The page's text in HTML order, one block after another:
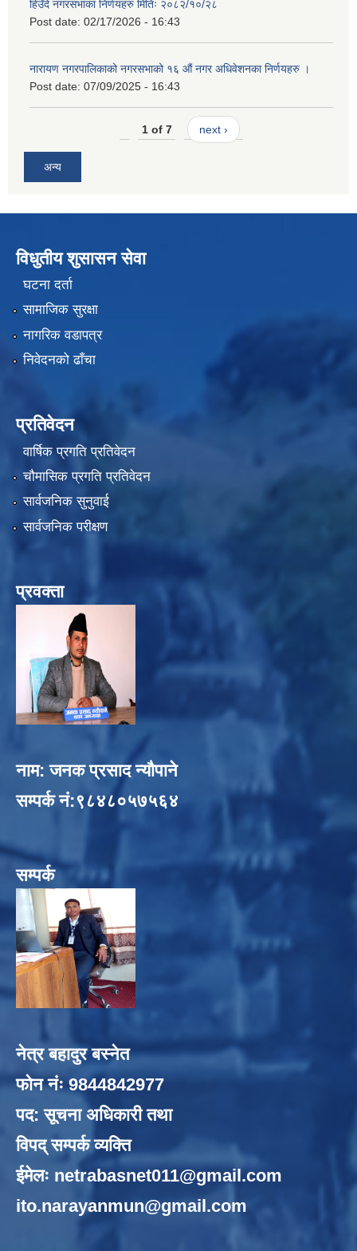
हिउँदे नगरसभाका निर्णयहरु मितिः २०८२/१०/२८
Post date: 02/17/2026 - 16:43
नारायण नगरपालिकाको नगरसभाको १६ औं नगर अधिवेशनका निर्णयहरु ।
Post date: 07/09/2025 - 16:43
1 of 7 next ›
अन्य
विधुतीय शुसासन सेवा
घटना दर्ता
सामाजिक सुरक्षा
नागरिक वडापत्र
निवेदनको ढाँचा
प्रतिवेदन
वार्षिक प्रगति प्रतिवेदन
चौमासिक प्रगति प्रतिवेदन
सार्वजनिक सुनुवाई
सार्वजनिक परीक्षण
प्रवक्ता
नाम: जनक प्रसाद न्यौपाने
सम्पर्क नं:९८४८०५७५६४
सम्पर्क
नेत्र बहादुर बस्नेत
फोन नंः 9844842977
पद: सूचना अधिकारी तथा
विपद् सम्पर्क व्यक्ति
ईमेलः netrabasnet011@gmail.com
ito.narayanmun@gmail.com